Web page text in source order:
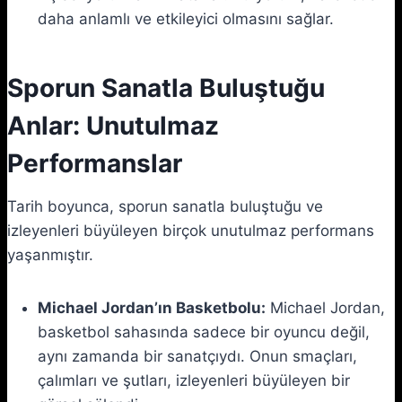
daha anlamlı ve etkileyici olmasını sağlar.
Sporun Sanatla Buluştuğu
Anlar: Unutulmaz
Performanslar
Tarih boyunca, sporun sanatla buluştuğu ve
izleyenleri büyüleyen birçok unutulmaz performans
yaşanmıştır.
Michael Jordan’ın Basketbolu: Michael Jordan,
basketbol sahasında sadece bir oyuncu değil,
aynı zamanda bir sanatçıydı. Onun smaçları,
çalımları ve şutları, izleyenleri büyüleyen bir